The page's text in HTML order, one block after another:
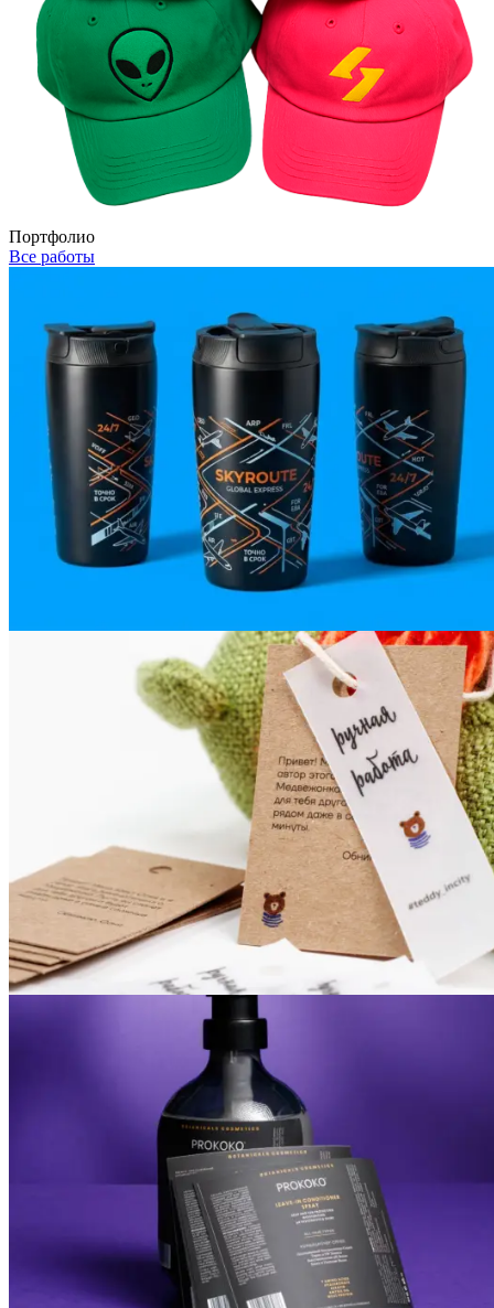
Портфолио
Все работы